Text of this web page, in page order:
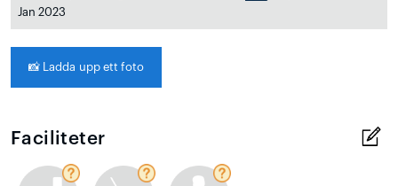
Jan 2023
📸 Ladda upp ett foto
Faciliteter